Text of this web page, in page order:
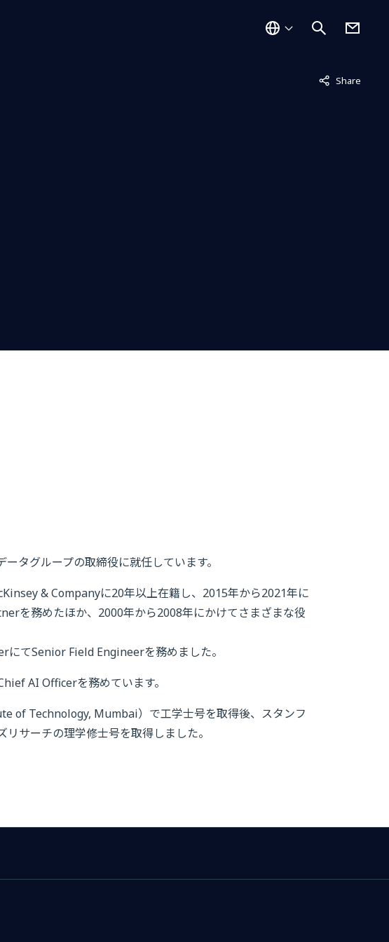
Share
非表示中
タグループの取締役に就任しています。
& Companyに20年以上在籍し、2015年から2021年に
を務めたほか、2000年から2008年にかけてさまざまな役
てSenior Field Engineerを務めました。
AI Officerを務めています。
of Technology, Mumbai）で工学士号を取得後、スタンフ
サーチの理学修士号を取得しました。